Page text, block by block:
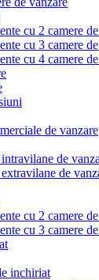
cu 2 camere
cu 3 camere
cu 4 camere
de vanzare
de
de
cu 2 camere
cu 3 camere
inchiriat